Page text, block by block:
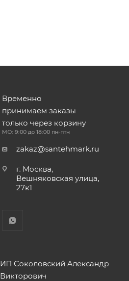
Временно
принимаем заказы
только через корзину
МО: 9:00 до 18:00 пн-птн
zakaz@santehmark.ru
г. Москва,
Вешняковская улица,
27к1
ИП Соколовский Александр
Викторович